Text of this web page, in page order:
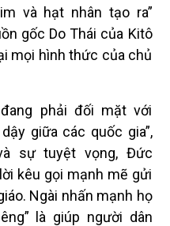
và hạt nhân tạo ra”
gốc Do Thái của Kitô
mọi hình thức của chủ
phải đối mặt với
giữa các quốc gia”,
sự tuyệt vọng, Đức
kêu gọi mạnh mẽ gửi
Ngài nhấn mạnh họ
là giúp người dân